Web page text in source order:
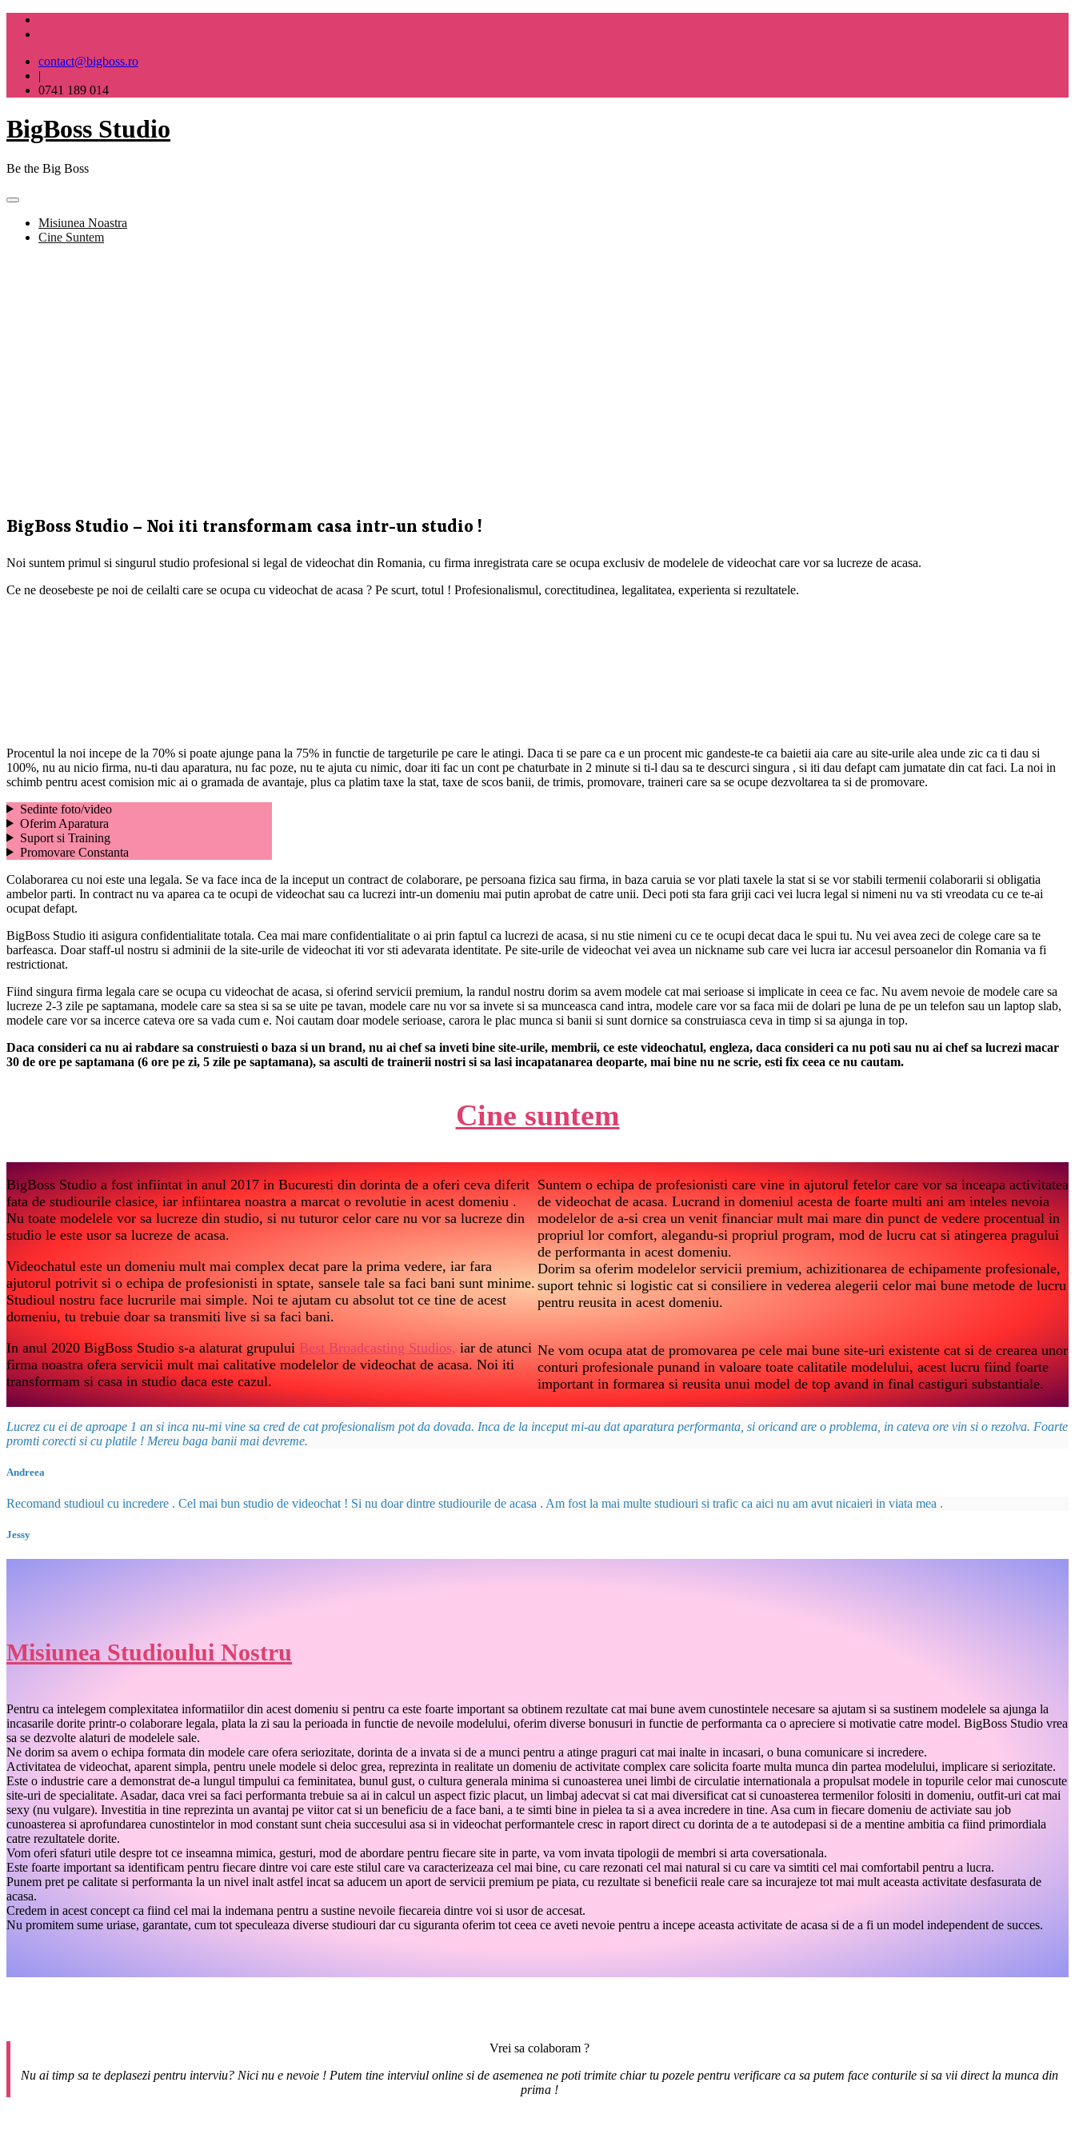
Skip
contact@bigboss.ro
|
0741 189 014
BigBoss Studio
Be the Big Boss
Misiunea Noastra
Cine Suntem
BigBoss Studio – Noi iti transformam casa intr-un studio !
Noi suntem primul si singurul studio profesional si legal de videochat din Romania, cu firma inregistrata care se ocupa exclusiv de modelele de videochat care vor sa lucreze de acasa.
Ce ne deosebeste pe noi de ceilalti care se ocupa cu videochat de acasa ? Pe scurt, totul ! Profesionalismul, corectitudinea, legalitatea, experienta si rezultatele.
Procentul la noi incepe de la 70% si poate ajunge pana la 75% in functie de targeturile pe care le atingi. Daca ti se pare ca e un procent mic gandeste-te ca baietii aia care au site-urile alea unde zic ca ti dau si
100%, nu au nicio firma, nu-ti dau aparatura, nu fac poze, nu te ajuta cu nimic, doar iti fac un cont pe chaturbate in 2 minute si ti-l dau sa te descurci singura , si iti dau defapt cam jumatate din cat faci. La noi in
schimb pentru acest comision mic ai o gramada de avantaje, plus ca platim taxe la stat, taxe de scos banii, de trimis, promovare, traineri care sa se ocupe dezvoltarea ta si de promovare.
Sedinte foto/video
Oferim Aparatura
Suport si Training
Promovare Constanta
Colaborarea cu noi este una legala. Se va face inca de la inceput un contract de colaborare, pe persoana fizica sau firma, in baza caruia se vor plati taxele la stat si se vor stabili termenii colaborarii si obligatia
ambelor parti. In contract nu va aparea ca te ocupi de videochat sau ca lucrezi intr-un domeniu mai putin aprobat de catre unii. Deci poti sta fara griji caci vei lucra legal si nimeni nu va sti vreodata cu ce te-ai
ocupat defapt.
BigBoss Studio iti asigura confidentialitate totala. Cea mai mare confidentialitate o ai prin faptul ca lucrezi de acasa, si nu stie nimeni cu ce te ocupi decat daca le spui tu. Nu vei avea zeci de colege care sa te
barfeasca. Doar staff-ul nostru si adminii de la site-urile de videochat iti vor sti adevarata identitate. Pe site-urile de videochat vei avea un nickname sub care vei lucra iar accesul persoanelor din Romania va fi
restrictionat.
Fiind singura firma legala care se ocupa cu videochat de acasa, si oferind servicii premium, la randul nostru dorim sa avem modele cat mai serioase si implicate in ceea ce fac. Nu avem nevoie de modele care sa
lucreze 2-3 zile pe saptamana, modele care sa stea si sa se uite pe tavan, modele care nu vor sa invete si sa munceasca cand intra, modele care vor sa faca mii de dolari pe luna de pe un telefon sau un laptop slab,
modele care vor sa incerce cateva ore sa vada cum e. Noi cautam doar modele serioase, carora le plac munca si banii si sunt dornice sa construiasca ceva in timp si sa ajunga in top.
Daca consideri ca nu ai rabdare sa construiesti o baza si un brand, nu ai chef sa inveti bine site-urile, membrii, ce este videochatul, engleza, daca consideri ca nu poti sau nu ai chef sa lucrezi macar
30 de ore pe saptamana (6 ore pe zi, 5 zile pe saptamana), sa asculti de trainerii nostri si sa lasi incapatanarea deoparte, mai bine nu ne scrie, esti fix ceea ce nu cautam.
Cine suntem
BigBoss Studio a fost infiintat in anul 2017 in Bucuresti din dorinta de a oferi ceva diferit
fata de studiourile clasice, iar infiintarea noastra a marcat o revolutie in acest domeniu .
Nu toate modelele vor sa lucreze din studio, si nu tuturor celor care nu vor sa lucreze din
studio le este usor sa lucreze de acasa.
Videochatul este un domeniu mult mai complex decat pare la prima vedere, iar fara
ajutorul potrivit si o echipa de profesionisti in sptate, sansele tale sa faci bani sunt minime.
Studioul nostru face lucrurile mai simple. Noi te ajutam cu absolut tot ce tine de acest
domeniu, tu trebuie doar sa transmiti live si sa faci bani.
In anul 2020 BigBoss Studio s-a alaturat grupului Best Broadcasting Studios, iar de atunci
firma noastra ofera servicii mult mai calitative modelelor de videochat de acasa. Noi iti
transformam si casa in studio daca este cazul.
Suntem o echipa de profesionisti care vine in ajutorul fetelor care vor sa inceapa activitatea
de videochat de acasa. Lucrand in domeniul acesta de foarte multi ani am inteles nevoia
modelelor de a-si crea un venit financiar mult mai mare din punct de vedere procentual in
propriul lor comfort, alegandu-si propriul program, mod de lucru cat si atingerea pragului
de performanta in acest domeniu.
Dorim sa oferim modelelor servicii premium, achizitionarea de echipamente profesionale,
suport tehnic si logistic cat si consiliere in vederea alegerii celor mai bune metode de lucru
pentru reusita in acest domeniu.
Ne vom ocupa atat de promovarea pe cele mai bune site-uri existente cat si de crearea unor
conturi profesionale punand in valoare toate calitatile modelului, acest lucru fiind foarte
important in formarea si reusita unui model de top avand in final castiguri substantiale.
Lucrez cu ei de aproape 1 an si inca nu-mi vine sa cred de cat profesionalism pot da dovada. Inca de la inceput mi-au dat aparatura performanta, si oricand are o problema, in cateva ore vin si o rezolva. Foarte
promti corecti si cu platile ! Mereu baga banii mai devreme.
Andreea
Recomand studioul cu incredere . Cel mai bun studio de videochat ! Si nu doar dintre studiourile de acasa . Am fost la mai multe studiouri si trafic ca aici nu am avut nicaieri in viata mea .
Jessy
Misiunea Studioului Nostru
Pentru ca intelegem complexitatea informatiilor din acest domeniu si pentru ca este foarte important sa obtinem rezultate cat mai bune avem cunostintele necesare sa ajutam si sa sustinem modelele sa ajunga la
incasarile dorite printr-o colaborare legala, plata la zi sau la perioada in functie de nevoile modelului, oferim diverse bonusuri in functie de performanta ca o apreciere si motivatie catre model. BigBoss Studio vrea
sa se dezvolte alaturi de modelele sale.
Ne dorim sa avem o echipa formata din modele care ofera seriozitate, dorinta de a invata si de a munci pentru a atinge praguri cat mai inalte in incasari, o buna comunicare si incredere.
Activitatea de videochat, aparent simpla, pentru unele modele si deloc grea, reprezinta in realitate un domeniu de activitate complex care solicita foarte multa munca din partea modelului, implicare si seriozitate.
Este o industrie care a demonstrat de-a lungul timpului ca feminitatea, bunul gust, o cultura generala minima si cunoasterea unei limbi de circulatie internationala a propulsat modele in topurile celor mai cunoscute
site-uri de specialitate. Asadar, daca vrei sa faci performanta trebuie sa ai in calcul un aspect fizic placut, un limbaj adecvat si cat mai diversificat cat si cunoasterea termenilor folositi in domeniu, outfit-uri cat mai
sexy (nu vulgare). Investitia in tine reprezinta un avantaj pe viitor cat si un beneficiu de a face bani, a te simti bine in pielea ta si a avea incredere in tine. Asa cum in fiecare domeniu de activiate sau job
cunoasterea si aprofundarea cunostintelor in mod constant sunt cheia succesului asa si in videochat performantele cresc in raport direct cu dorinta de a te autodepasi si de a mentine ambitia ca fiind primordiala
catre rezultatele dorite.
Vom oferi sfaturi utile despre tot ce inseamna mimica, gesturi, mod de abordare pentru fiecare site in parte, va vom invata tipologii de membri si arta coversationala.
Este foarte important sa identificam pentru fiecare dintre voi care este stilul care va caracterizeaza cel mai bine, cu care rezonati cel mai natural si cu care va simtiti cel mai comfortabil pentru a lucra.
Punem pret pe calitate si performanta la un nivel inalt astfel incat sa aducem un aport de servicii premium pe piata, cu rezultate si beneficii reale care sa incurajeze tot mai mult aceasta activitate desfasurata de
acasa.
Credem in acest concept ca fiind cel mai la indemana pentru a sustine nevoile fiecareia dintre voi si usor de accesat.
Nu promitem sume uriase, garantate, cum tot speculeaza diverse studiouri dar cu siguranta oferim tot ceea ce aveti nevoie pentru a incepe aceasta activitate de acasa si de a fi un model independent de succes.
Vrei sa colaboram ?
Nu ai timp sa te deplasezi pentru interviu? Nici nu e nevoie ! Putem tine interviul online si de asemenea ne poti trimite chiar tu pozele pentru verificare ca sa putem face conturile si sa vii direct la munca din
prima !